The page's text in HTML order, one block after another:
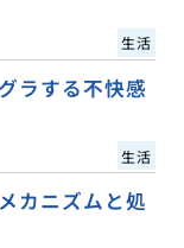
生活
ラする不快感
生活
カニズムと処